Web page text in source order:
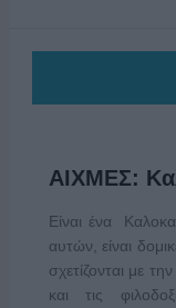
ΑΙΧΜΕΣ:
Είναι ένα
αυτών, είναι
σχετίζονται με
και τις